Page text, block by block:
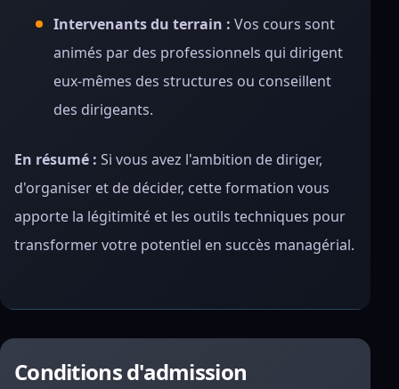
Intervenants du terrain : Vos cours sont
animés par des professionnels qui dirigent
eux-mêmes des structures ou conseillent
des dirigeants.
En résumé : Si vous avez l'ambition de diriger,
d'organiser et de décider, cette formation vous
apporte la légitimité et les outils techniques pour
transformer votre potentiel en succès managérial.
Conditions d'admission